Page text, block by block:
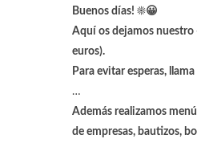
Buenos días! ☀️😀
Aquí os dejamos nuestro
euros).
Para evitar esperas, llama
…
Además realizamos
de empresas, bautizos,